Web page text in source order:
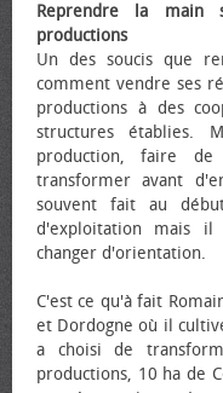
Reprendre la main
productions
Un des soucis que
comment vendre ses
productions à des
structures établies.
production, faire
transformer avant
souvent fait au
d'exploitation mais
changer d'orientation.
C'est ce qu'à fait
et Dordogne où il
a choisi de
productions, 10 ha de